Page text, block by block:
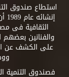
استطاع صندوق
الثقافية فى
والفنانين
على الكشف عن
فصندوق